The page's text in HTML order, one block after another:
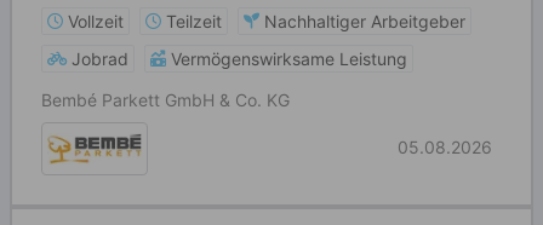
Vollzeit
Teilzeit
Nachhaltiger Arbeitgeber
Jobrad
Vermögenswirksame Leistung
Bembé Parkett GmbH & Co. KG
05.08.2026